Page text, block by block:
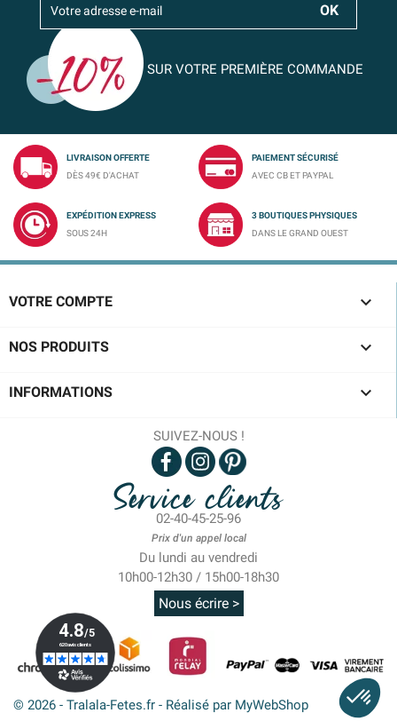
SUR VOTRE PREMIÈRE COMMANDE
LIVRAISON OFFERTE
DÈS 49€ D'ACHAT
PAIEMENT SÉCURISÉ
AVEC CB ET PAYPAL
EXPÉDITION EXPRESS
SOUS 24H
3 BOUTIQUES PHYSIQUES
DANS LE GRAND OUEST
VOTRE COMPTE 
NOS PRODUITS 
INFORMATIONS 
SUIVEZ-NOUS !
Service clients
02-40-45-25-96
Prix d'un appel local
Du lundi au vendredi
10h00-12h30 / 15h00-18h30
Nous écrire >
© 2026 - Tralala-Fetes.fr - Réalisé par MyWebShop